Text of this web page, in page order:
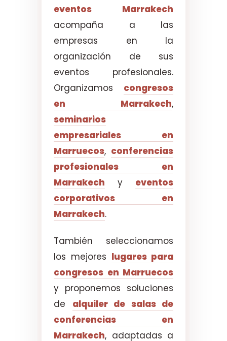
eventos Marrakech
acompaña a las
empresas en la
organización de sus
eventos profesionales.
Organizamos congresos
en Marrakech,
seminarios
empresariales en
Marruecos, conferencias
profesionales en
Marrakech y eventos
corporativos en
Marrakech.
También seleccionamos
los mejores lugares para
congresos en Marruecos
y proponemos soluciones
de alquiler de salas de
conferencias en
Marrakech, adaptadas a